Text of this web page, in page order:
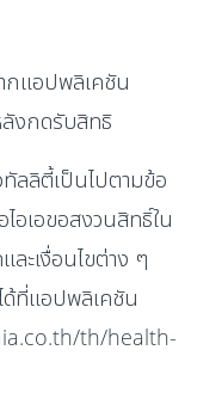
กแอปพลิเคชัน
ลังกดรับสิทธิ
ทัลลิตี้เป็นไปตามข้อ
ไอเอขอสงวนสิทธิ์ใน
ะเงื่อนไขต่าง ๆ
ด้ที่แอปพลิเคชัน
th/health-